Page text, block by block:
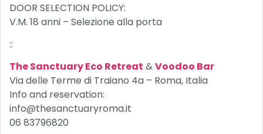
DOOR SELECTION POLICY:
V.M. 18 anni – Selezione alla porta
::
The Sanctuary Eco Retreat &Voodoo Bar
Via delle Terme di Traiano 4a – Roma, Italia
Info and reservation:
info@thesanctuaryroma.it
06 83796820